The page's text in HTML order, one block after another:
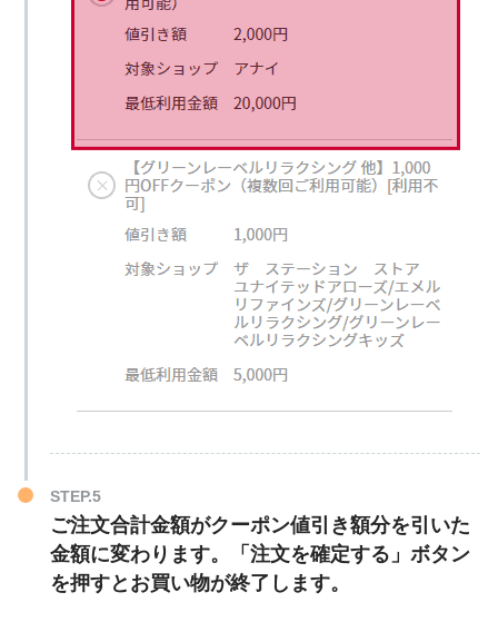
STEP.5
ご注文合計金額がクーポン値引き額分を引いた
金額に変わります。「注文を確定する」ボタン
を押すとお買い物が終了します。